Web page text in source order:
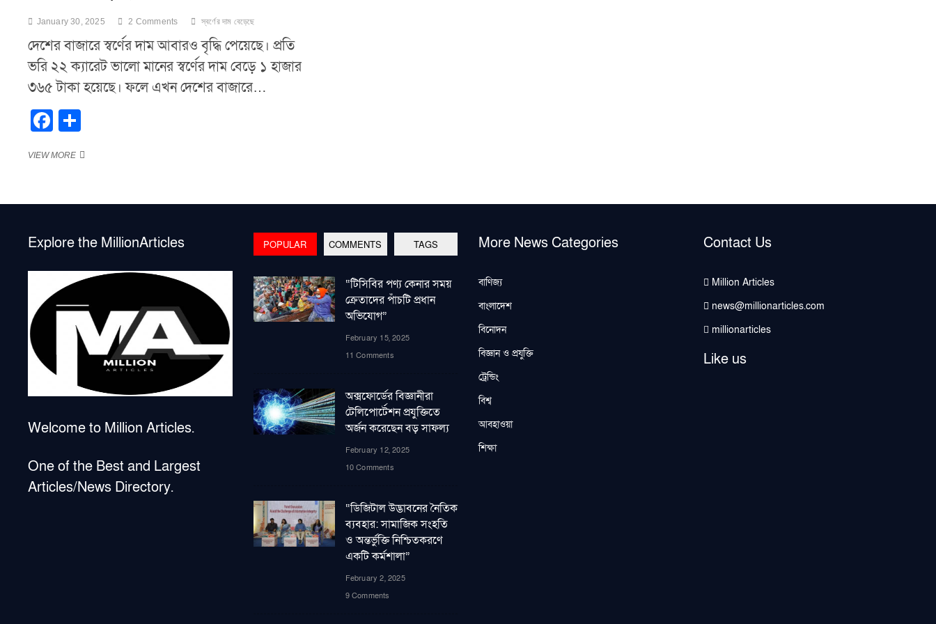
January 30, 2025 2 Comments স্বর্ণের দাম বেড়েছে
দেশের বাজারে স্বর্ণের দাম আবারও বৃদ্ধি পেয়েছে। প্রতি
ভরি ২২ ক্যারেট ভালো মানের স্বর্ণের দাম বেড়ে ১ হাজার
৩৬৫ টাকা হয়েছে। ফলে এখন দেশের বাজারে…
F
c
b
o
o
k
ar
VIEW MOREস্বর্ণের
Explore the MillionArticles
Welcome to Million Articles.
One of the Best and Largest
Articles/News Directory.
POPULAR COMMENTS TAGS
“টিসিবির পণ্য কেনার সময়
ক্রেতাদের পাঁচটি প্রধান
অভিযোগ”
February 15, 2025
11 Comments
অক্সফোর্ডের বিজ্ঞানীরা
টেলিপোর্টেশন প্রযুক্তিতে
অর্জন করেছেন বড় সাফল্য
February 12, 2025
10 Comments
“ডিজিটাল উদ্ভাবনের নৈতিক
ব্যবহার: সামাজিক সংহতি
ও অন্তর্ভুক্তি নিশ্চিতকরণে
একটি কর্মশালা”
February 2, 2025
9 Comments
More News Categories
বাণিজ্য
বাংলাদেশ
বিনোদন
বিজ্ঞান ও প্রযুক্তি
ট্রেন্ডিং
বিশ্ব
আবহাওয়া
শিক্ষা
Contact Us
Million Articles
news@millionarticles.com
millionarticles
Like us